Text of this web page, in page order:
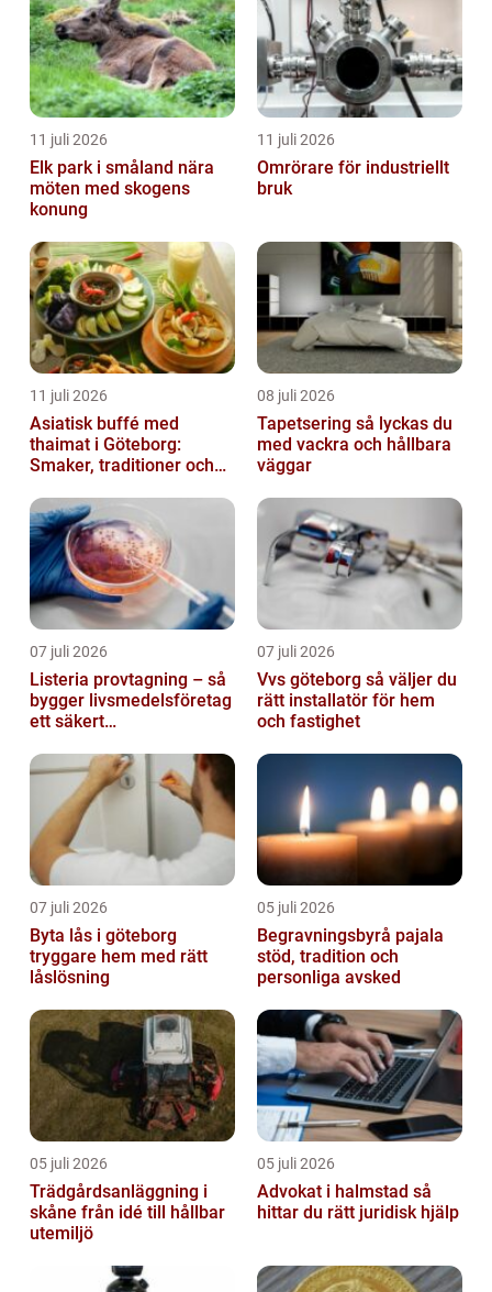
11 juli 2026
Elk park i småland nära
möten med skogens
konung
11 juli 2026
Omrörare för industriellt
bruk
11 juli 2026
Asiatisk buffé med
thaimat i Göteborg:
Smaker, traditioner och
08 juli 2026
Tapetsering så lyckas du
med vackra och hållbara
väggar
07 juli 2026
Listeria provtagning – så
bygger livsmedelsföretag
ett säkert
07 juli 2026
Vvs göteborg så väljer du
rätt installatör för hem
och fastighet
07 juli 2026
Byta lås i göteborg
tryggare hem med rätt
låslösning
05 juli 2026
Begravningsbyrå pajala
stöd, tradition och
personliga avsked
05 juli 2026
Trädgårdsanläggning i
skåne från idé till hållbar
utemiljö
05 juli 2026
Advokat i halmstad så
hittar du rätt juridisk hjälp